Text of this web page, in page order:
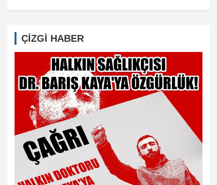
ÇİZGİ HABER